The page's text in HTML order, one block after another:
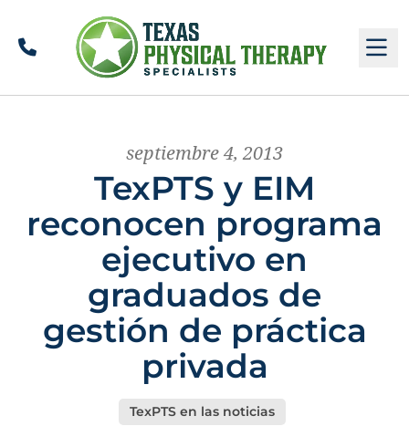
Llamar
septiembre 4, 2013
TexPTS y EIM
reconocen programa
ejecutivo en
graduados de
gestión de práctica
privada
TexPTS en las noticias